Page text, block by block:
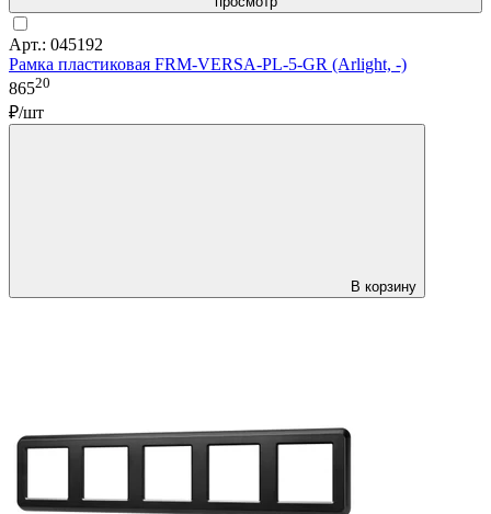
Арт.: 045192
Рамка пластиковая FRM-VERSA-PL-5-GR (Arlight, -)
86520
₽/шт
В корзину